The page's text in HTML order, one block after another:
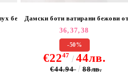
бежови от еко кожа June #22660
Дамски боти ватирани бежови
36, 37, 38
-50%
€2247 44лв.
€44.94 88лв.